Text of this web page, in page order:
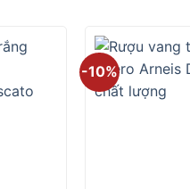
-10%